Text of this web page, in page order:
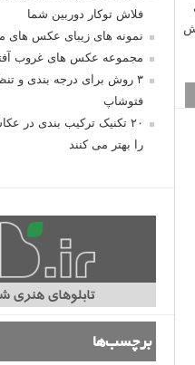
فلاش توکار دوربین شما
نمونه های زیبای عکس های
مجموعه عکس های غروب
۳ روش برای درجه بندی و
فتوشاپ
۲۰ تکنیک ترکیب بندی در
را بهتر می کنند
برچسب‌ها